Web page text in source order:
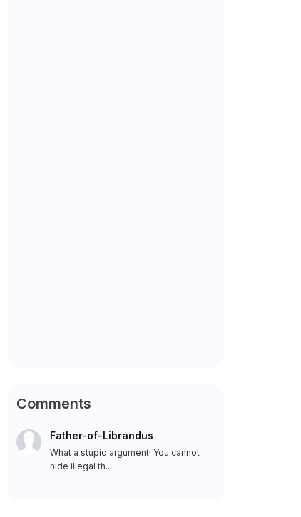
Comments
Father-of-Librandus
What a stupid argument! You cannot
hide illegal th...